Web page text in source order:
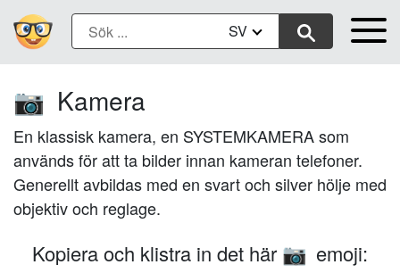
SV
📷 Kamera
En klassisk kamera, en SYSTEMKAMERA som
används för att ta bilder innan kameran telefoner.
Generellt avbildas med en svart och silver hölje med
objektiv och reglage.
Kopiera och klistra in det här 📷 emoji: